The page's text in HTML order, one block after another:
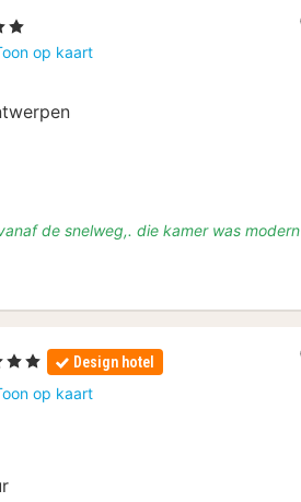
op kaart
de snelweg,. die kamer was modern
Sterren Design hotel
op kaart